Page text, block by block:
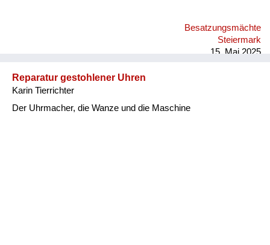
Besatzungsmächte
Steiermark
15. Mai 2025
Reparatur gestohlener Uhren
Karin Tierrichter
Der Uhrmacher, die Wanze und die Maschine